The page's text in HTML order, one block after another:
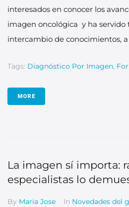
interesados en conocer los
imagen oncológica y ha servido
intercambio de conocimientos,
Tags: Diagnóstico Por Imagen,
MORE
La imagen sí importa:
especialistas lo
By Maria Jose In Novedades del